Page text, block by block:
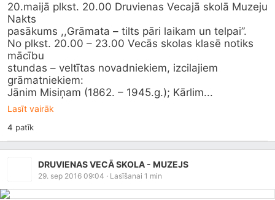
20.maijā plkst. 20.00 Druvienas Vecajā skolā Muzeju
Nakts
pasākums ,,Grāmata – tilts pāri laikam un telpai”.
No plkst. 20.00 – 23.00 Vecās skolas klasē notiks
mācību
stundas – veltītas novadniekiem, izcilajiem
grāmatniekiem:
Jānim Misiņam (1862. – 1945.g.); Kārlim...
Lasīt vairāk
4 patīk
DRUVIENAS VECĀ SKOLA - MUZEJS
29. sep 2016 09:04 · Lasīšanai 1 min